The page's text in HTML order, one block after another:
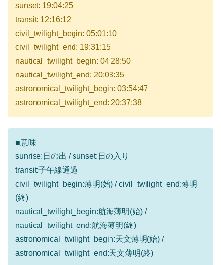
sunset: 19:04:25
transit: 12:16:12
civil_twilight_begin: 05:01:10
civil_twilight_end: 19:31:15
nautical_twilight_begin: 04:28:50
nautical_twilight_end: 20:03:35
astronomical_twilight_begin: 03:54:47
astronomical_twilight_end: 20:37:38
■意味
sunrise:日の出 / sunset:日の入り
transit:子午線通過
civil_twilight_begin:薄明(始) / civil_twilight_end:薄明
(終)
nautical_twilight_begin:航海薄明(始) /
nautical_twilight_end:航海薄明(終)
astronomical_twilight_begin:天文薄明(始) /
astronomical_twilight_end:天文薄明(終)